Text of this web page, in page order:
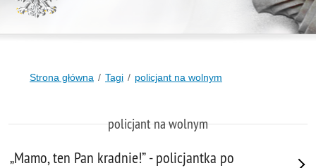
Strona główna Tagi policjant na wolnym
policjant na wolnym
„Mamo, ten Pan kradnie!” - policjantka po